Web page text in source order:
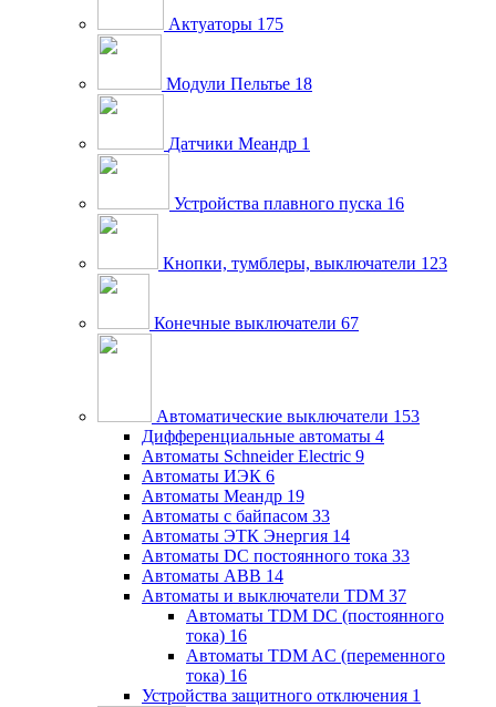
Актуаторы 175
Модули Пельтье 18
Датчики Меандр 1
Устройства плавного пуска 16
Кнопки, тумблеры, выключатели 123
Конечные выключатели 67
Автоматические выключатели 153
Дифференциальные автоматы 4
Автоматы Schneider Electric 9
Автоматы ИЭК 6
Автоматы Меандр 19
Автоматы с байпасом 33
Автоматы ЭТК Энергия 14
Автоматы DC постоянного тока 33
Автоматы ABB 14
Автоматы и выключатели TDM 37
Автоматы TDM DC (постоянного
тока) 16
Автоматы TDM AC (переменного
тока) 16
Устройства защитного отключения 1